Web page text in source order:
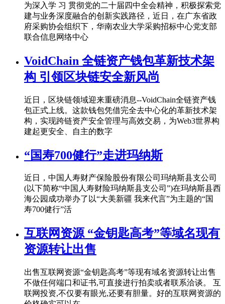
为深入学 习 贯彻党的二十届四中全会精神，积极探索党
建与业务深度融合的创新实践路径，近日，在广东省政
府采购协会组织下，华南农业大学采购招标中心党支部
联合信息网络中心
VoidChain 全链资产钱包革新技术架
构 引领区块链安全新风尚
近日，区块链领域迎来重磅消息--VoidChain全链资产钱
包正式上线。这款钱包凭借完全去中心化的革新技术架
构，实现跨链资产安全管理与高效交易，为Web3世界构
建起更安全、自主的数字
“国寿700健行”走进玛纳斯
近日，中国人寿财产保险股份有限公司玛纳斯县支公司
(以下简称“中国人寿财险玛纳斯县支公司”)在玛纳斯县西
海公园成功举办了以“大美新疆 我来代言”为主题的“国
寿700健行”活
互联网资源 “金钥匙高考”等域名现有
资源转让出售
出售互联网资源“金钥匙高考”等现有域名资源转让出售
不做任何端口和证书,可直接进行拍卖或者联系洽谈。 互
联网投资,不仅要有眼光,还要有胆量。好的互联网资源的